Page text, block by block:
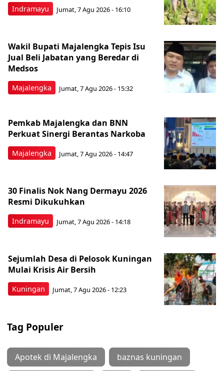
Indramayu Jumat, 7 Agu 2026 - 16:10
Majalengka
Wakil Bupati Majalengka Tepis Isu
Jual Beli Jabatan yang Beredar di
Medsos
Jumat, 7 Agu 2026 - 15:32
Majalengka
Pemkab Majalengka dan BNN
Perkuat Sinergi Berantas Narkoba
Jumat, 7 Agu 2026 - 14:47
Indramayu
30 Finalis Nok Nang Dermayu 2026
Resmi Dikukuhkan
Jumat, 7 Agu 2026 - 14:18
Kuningan
Sejumlah Desa di Pelosok Kuningan
Mulai Krisis Air Bersih
Jumat, 7 Agu 2026 - 12:23
Tag Populer
Apotek di Majalengka baznas kuningan